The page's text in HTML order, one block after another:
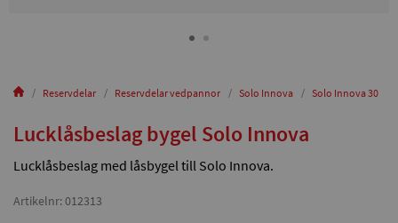
Reservdelar Reservdelar vedpannor Solo Innova Solo Innova 30
Lucklåsbeslag bygel Solo Innova
Lucklåsbeslag med låsbygel till Solo Innova.
Artikelnr: 012313